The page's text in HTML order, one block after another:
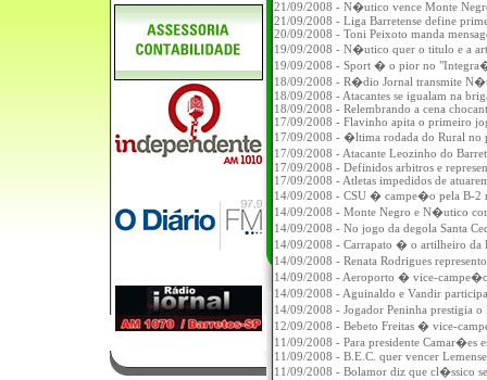
21/09/2008 - N�utico vence Monte
21/09/2008 - Liga Barretense define
20/09/2008 - Toni Peixoto manda
19/09/2008 - N�utico quer o titulo e a
19/09/2008 - Sport � o pior no
18/09/2008 - R�dio Jornal transmite
18/09/2008 - Atacantes se igualam na
18/09/2008 - Relembrando a cena
17/09/2008 - Flavinho apita o primeiro
17/09/2008 - �ltima rodada do Rural
17/09/2008 - Atacante Leozinho do
17/09/2008 - Definidos arbitros e
17/09/2008 - Atletas impedidos de
14/09/2008 - CSU � campe�o pela B-2
14/09/2008 - Monte Negro e N�utico
14/09/2008 - No jogo da degola Santa
14/09/2008 - Carrapato � o artilheiro da
14/09/2008 - Renata Rodrigues
14/09/2008 - Aeroporto � vice-
14/09/2008 - Aguinaldo e Vandir
14/09/2008 - Jogador Peninha prestigia
12/09/2008 - Bebeto Freitas � vice-
11/09/2008 - Para presidente Camar�es
11/09/2008 - B.E.C. quer vencer
11/09/2008 - Bolamor diz que cl�ssico